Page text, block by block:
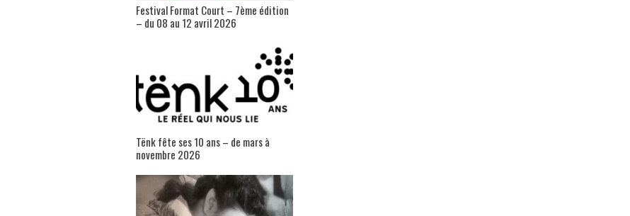
Festival Format Court – 7ème édition
– du 08 au 12 avril 2026
Tënk fête ses 10 ans – de mars à
novembre 2026